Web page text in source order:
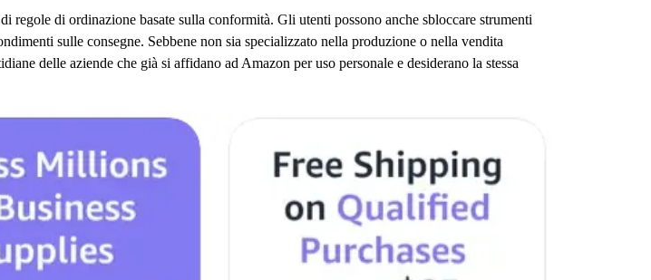
regole di ordinazione basate sulla conformità. Gli utenti possono anche sbloccare strumenti
sulle consegne. Sebbene non sia specializzato nella produzione o nella vendita
delle aziende che già si affidano ad Amazon per uso personale e desiderano la stessa